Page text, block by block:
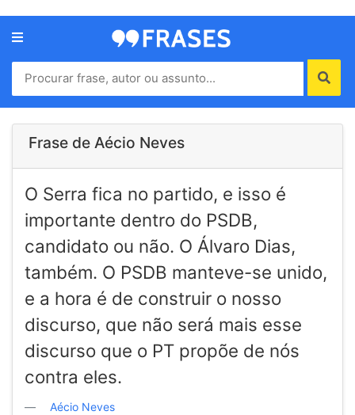
Menu
Home
Autores
de
Contato
Frase de Aécio Neves
O Serra fica no partido, e isso é
importante dentro do PSDB,
candidato ou não. O Álvaro Dias,
também. O PSDB manteve-se unido,
e a hora é de construir o nosso
discurso, que não será mais esse
discurso que o PT propõe de nós
contra eles.
Aécio Neves